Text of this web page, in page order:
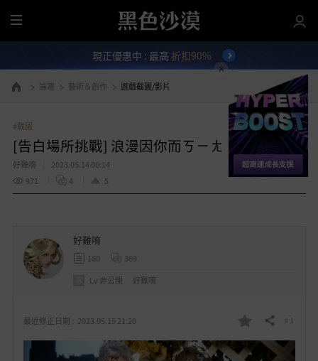
全
部
單
現正優惠中 : 最高 折扣90%
前往首頁 論壇 藝術＆創作 遊戲截圖/影片
#截圖
[告白場所挑戰] 浪漫因你而ㄎㄧㄤ
好難唷
2023.05.14 00:14
971
4 5
最近修正日期 : 2023.05.15 21:20 分享 # 1
好難唷
160
369
Lv 非公開 好難唷